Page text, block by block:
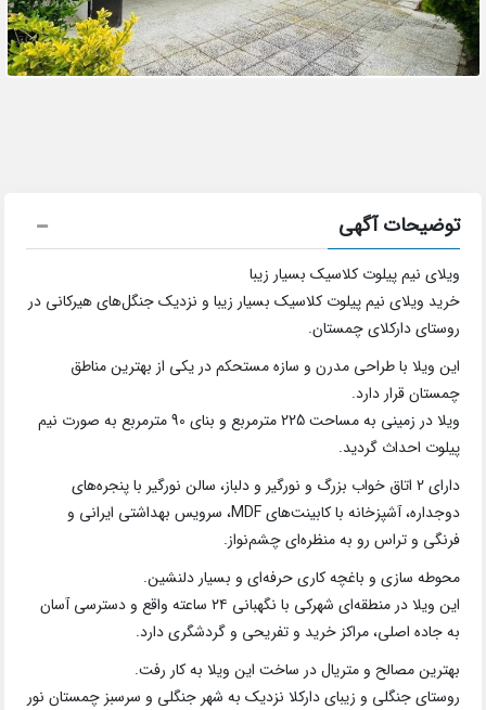
توضیحات آگهی
ویلای نیم پیلوت کلاسیک بسیار زیبا
خرید ویلای نیم پیلوت کلاسیک بسیار زیبا و نزدیک جنگل‌های هیرکانی در
روستای دارکلای چمستان.
این ویلا با طراحی مدرن و سازه مستحکم در یکی از بهترین مناطق
چمستان قرار دارد.
ویلا در زمینی به مساحت 225 مترمربع و بنای 90 مترمربع به صورت نیم
پیلوت احداث گردید.
دارای 2 اتاق خواب بزرگ و نورگیر و دلباز، سالن نورگیر با پنجره‌های
دوجداره، آشپزخانه با کابینت‌های MDF، سرویس بهداشتی ایرانی و
فرنگی و تراس رو به منظره‌ای چشم‌نواز.
محوطه سازی و باغچه کاری حرفه‌ای و بسیار دلنشین.
این ویلا در منطقه‌ای شهرکی با نگهبانی ۲۴ ساعته واقع و دسترسی آسان
به جاده اصلی، مراکز خرید و تفریحی و گردشگری دارد.
بهترین مصالح و متریال در ساخت این ویلا به کار رفت.
روستای جنگلی و زیبای دارکلا نزدیک به شهر جنگلی و سرسبز چمستان نور